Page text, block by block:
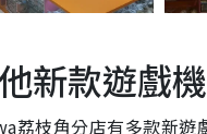
新款遊戲
荔枝角分店有多款新